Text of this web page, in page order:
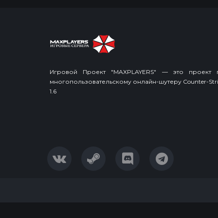
Игровой Проект "MAXPLAYERS" — это проект
многопользовательскому онлайн-шутеру Counter-
1.6